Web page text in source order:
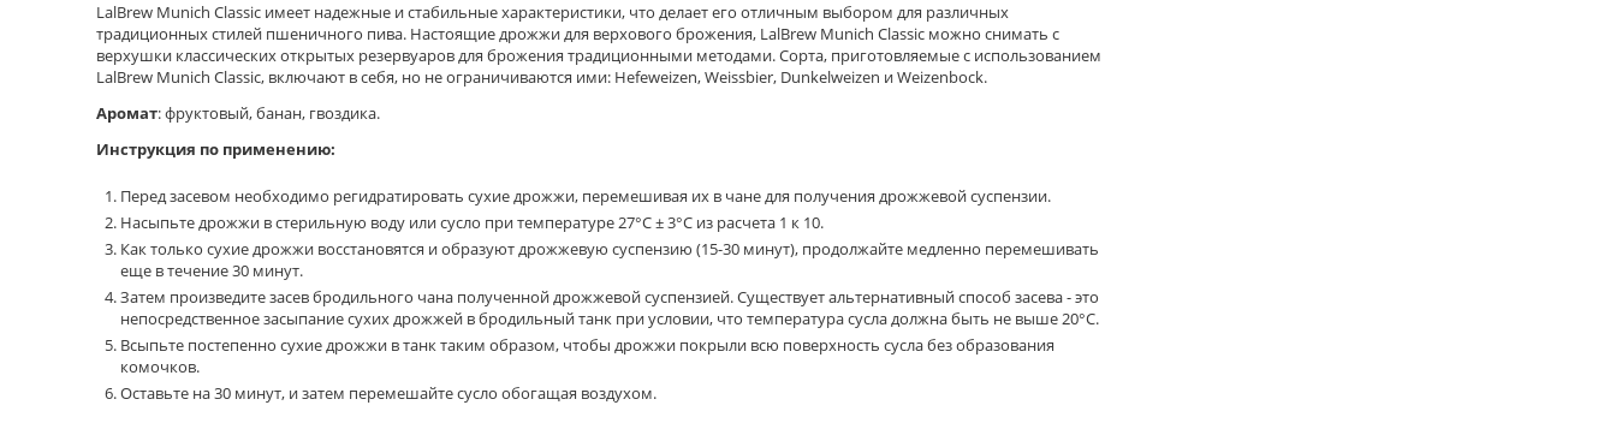
LalBrew Munich Classic имеет надежные и стабильные характеристики, что делает его отличным выбором для различных
традиционных стилей пшеничного пива. Настоящие дрожжи для верхового брожения, LalBrew Munich Classic можно снимать с
верхушки классических открытых резервуаров для брожения традиционными методами. Сорта, приготовляемые с использованием
LalBrew Munich Classic, включают в себя, но не ограничиваются ими: Hefeweizen, Weissbier, Dunkelweizen и Weizenbock.
Аромат: фруктовый, банан, гвоздика.
Инструкция по применению:
Перед засевом необходимо регидратировать сухие дрожжи, перемешивая их в чане для получения дрожжевой суспензии.
Насыпьте дрожжи в стерильную воду или сусло при температуре 27°C ± 3°C из расчета 1 к 10.
Как только сухие дрожжи восстановятся и образуют дрожжевую суспензию (15-30 минут), продолжайте медленно перемешивать
еще в течение 30 минут.
Затем произведите засев бродильного чана полученной дрожжевой суспензией. Существует альтернативный способ засева - это
непосредственное засыпание сухих дрожжей в бродильный танк при условии, что температура сусла должна быть не выше 20°C.
Всыпьте постепенно сухие дрожжи в танк таким образом, чтобы дрожжи покрыли всю поверхность сусла без образования
комочков.
Оставьте на 30 минут, и затем перемешайте сусло обогащая воздухом.